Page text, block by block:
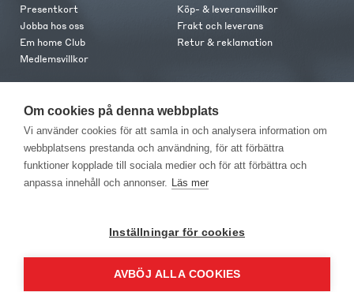
Presentkort
Jobba hos oss
Em home Club
Medlemsvillkor
Köp- & leveransvillkor
Frakt och leverans
Retur & reklamation
Kontakta oss
Butiker
Press
EM Home Möbler AB, Meteorologvägen 10, Telefon: 010-499 25 00,
Om cookies på denna webbplats
Vi använder cookies för att samla in och analysera information om
webbplatsens prestanda och användning, för att förbättra
funktioner kopplade till sociala medier och för att förbättra och
anpassa innehåll och annonser. Läs mer
Inställningar för cookies
AVBÖJ ALLA COOKIES